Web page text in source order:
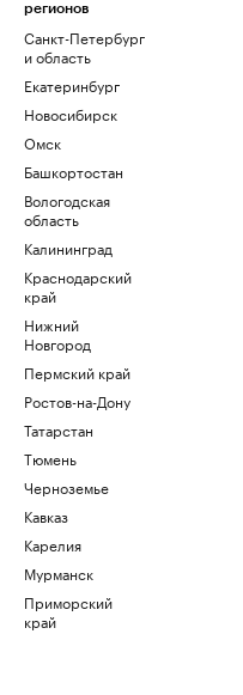
регионов
Санкт-Петербург
и область
Екатеринбург
Новосибирск
Омск
Башкортостан
Вологодская
область
Калининград
Краснодарский
край
Нижний
Новгород
Пермский край
Ростов-на-Дону
Татарстан
Тюмень
Черноземье
Кавказ
Карелия
Мурманск
Приморский
край